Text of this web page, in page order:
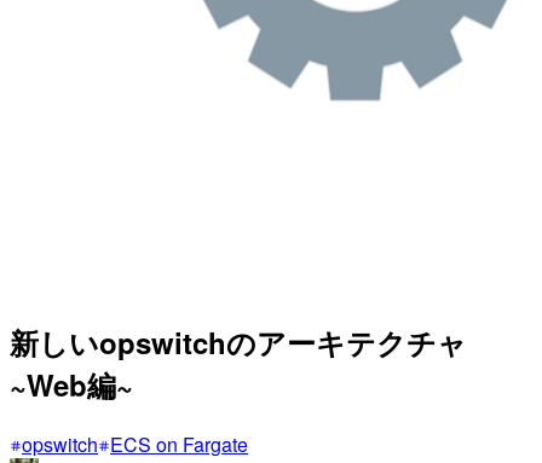
新しいopswitchのアーキテクチャ
~Web編~
opswitch ECS on Fargate